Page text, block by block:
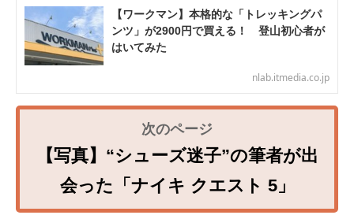
【ワークマン】本格的な「トレッキングパ
ンツ」が2900円で買える！ 登山初心者が
はいてみた
nlab.itmedia.co.jp
【写真】“シューズ迷子”の筆者が出
会った「ナイキ クエスト 5」